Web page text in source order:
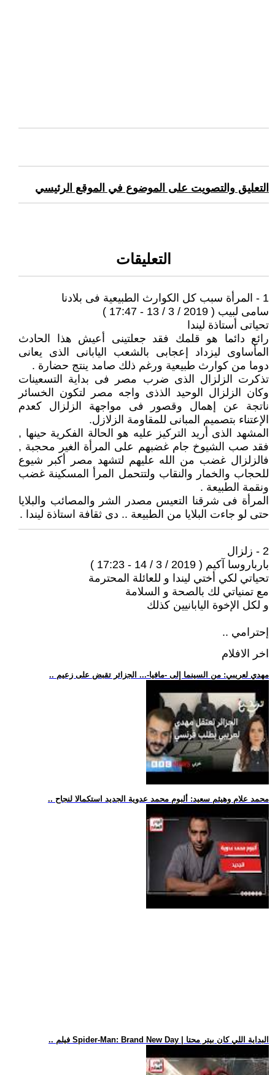
التعليق والتصويت على الموضوع في الموقع الرئيسي
التعليقات
1 - المرأة سبب كل الكوارث الطبيعية فى بلادنا
سامى لبيب ( 2019 / 3 / 13 - 17:47 )
تحياتى أستاذة ليندا
رائع دائما هو قلمك فقد جعلتينى أعيش هذا الحادث
المأساوى ليزداد إعجابى بالشعب اليابانى الذى يعانى
دوما من كوارث طبيعية ورغم ذلك صامد ينتج حضارة .
تذكرت الزلزال الذى ضرب مصر فى بداية التسعينات
وكان الزلزال الوحيد الذذى واجه مصر لتكون الخسائر
ناتجة عن إهمال وقصور فى مواجهة الزلزال كعدم
الإعتناء بتصميم المبانى للمقاومة الزلازل.
المشهد الذى أريد التركيز عليه هو الحالة الفكرية حينها ,
فقد صب الشيوخ جام غضبهم على المرأة الغير محجبة ,
فالزلزال غضب من الله عليهم لتشهد مصر أكبر شيوع
للحجاب والخمار والنقاب ولتتحمل المرأ المسكينة غضب
ونقمة الطبيعة .
المرأة فى شرقنا التعيس مصدر الشر والمصائب والبلايا
حتى لو جاءت البلايا من الطبيعة .. دى ثقافة استاذة ليندا .
2 - زلزال
بارباروسا آكيم ( 2019 / 3 / 14 - 17:23 )
تحياتي لكي أختي ليندا و للعائلة المحترمة
مع تمنياتي لك بالصحة و السلامة
و لكل الإخوة اليابانيين كذلك
إحترامي ..
اخر الافلام
.. مهدي لعريبي: من السينما إلى -مافيا-... الجزائر تقبض على زعيم
.. محمد علام وهيثم سعيد: ألبوم محمد عدوية الجديد استكمالا لنجاح
.. فيلم Spider-Man: Brand New Day | البداية اللي كان بيتر محتا